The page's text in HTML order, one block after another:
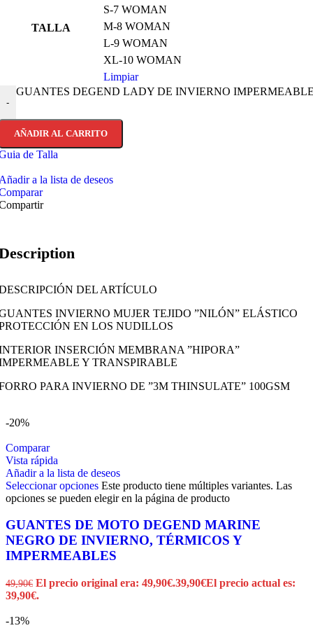
TALLA
S-7 WOMAN
M-8 WOMAN
L-9 WOMAN
XL-10 WOMAN
Limpiar
-
GUANTES DEGEND LADY DE INVIERNO
AÑADIR AL CARRITO
de Talla
a la lista de deseos
DEL ARTÍCULO
INVIERNO MUJER TEJIDO ”NILÓN” ELÁSTICO
EN LOS NUDILLOS
INSERCIÓN MEMBRANA ”HIPORA”
Y TRANSPIRABLE
PARA INVIERNO DE ”3M THINSULATE” 100GSM
-20%
Comparar
Vista rápida
Añadir a la lista de deseos
Seleccionar opciones Este producto tiene múltiples variantes. Las
opciones se pueden elegir en la página de producto
GUANTES DE MOTO DEGEND MARINE
NEGRO DE INVIERNO, TÉRMICOS Y
IMPERMEABLES
49,90€ El precio original era: 49,90€.39,90€El precio actual es:
39,90€.
-13%